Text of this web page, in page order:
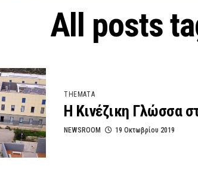
All posts
THEMATA
Η Κινέζικη Γλώσσα
NEWSROOM 19 Οκτωβρίου 2019